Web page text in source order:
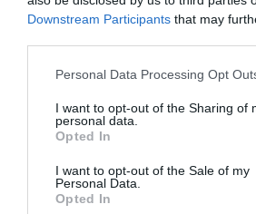
Downstream Participants that may
Please note that this website/app uses
not limited to your visit or usage
grant or deny consent to Google and
use your data for below specified
consent section.
Personal Data Processing Opt
I want to opt-out of the Sharing of
personal data.
Opted In
I want to opt-out of the Sale of my
Personal Data.
Opted In
ΟΛΕΣ ΟΙ ΕΙΔΗΣΕΙΣ
διαβάστε ακόμη